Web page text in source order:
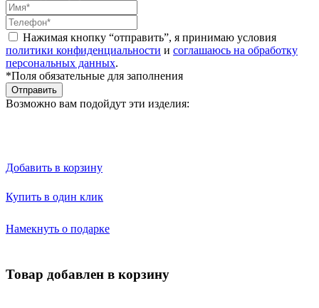
Нажимая кнопку “отправить”, я принимаю условия
политики конфиденциальности и соглашаюсь на обработку
персональных данных.
*Поля обязательные для заполнения
Отправить
Возможно вам подойдут эти изделия:
Добавить в корзину
Купить в один клик
Намекнуть о подарке
Товар добавлен в корзину